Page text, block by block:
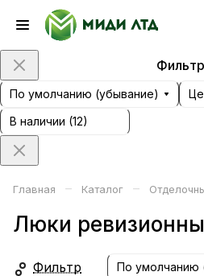
Фильтр
По умолчанию (убывание)
В наличии (12)
Главная – Каталог –
Люки
Фильтр По умолчанию